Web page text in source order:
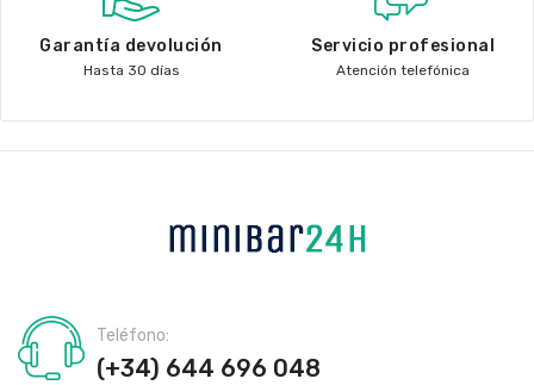
Garantía devolución
Hasta 30 días
Servicio profesional
Atención telefónica
Teléfono:
(+34) 644 696 048